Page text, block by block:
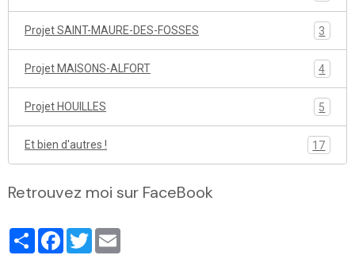
Projet SAINT-MAURE-DES-FOSSES 3
Projet MAISONS-ALFORT 4
Projet HOUILLES 5
Et bien d'autres ! 17
Retrouvez moi sur FaceBook
PartagerFacebook
Twitter